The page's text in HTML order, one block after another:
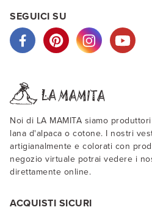
SEGUICI SU
Noi di LA MAMITA siamo
lana d'alpaca o cotone. I nostri
artigianalmente e colorati con
negozio virtuale potrai vedere i
direttamente online.
ACQUISTI SICURI